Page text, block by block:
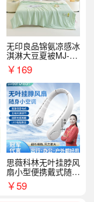
无印良品锦氨凉感冰
淇淋大豆夏被MJ-B2
025-0193
￥169
思薇科林无叶挂脖风
扇小型便携戴式随身
挂脖子降温神器
￥59